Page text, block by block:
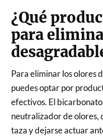
¿Qué
para
Para eliminar los olores
puedes optar por
efectivos. El
neutralizador de olores,
taza y dejarse actuar